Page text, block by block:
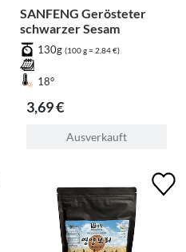
SANFENG Gerösteter
schwarzer Sesam
130g (100 g = 2,84 €)
18°
3,69 €
Ausverkauft